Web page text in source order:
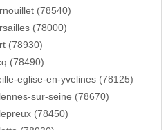
(78540)
(78000)
(78930)
(78490)
eglise-en-yvelines (78125)
sur-seine (78670)
(78450)